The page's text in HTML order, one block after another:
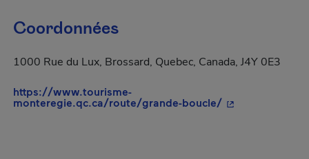
Coordonnées
1000 Rue du Lux, Brossard, Quebec, Canada, J4Y 0E3
https://www.tourisme-
monteregie.qc.ca/route/grande-boucle/- Cet hyperlien